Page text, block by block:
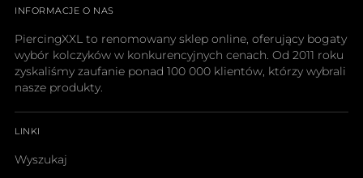
INFORMACJE O NAS
PiercingXXL to renomowany sklep online, oferujący bogaty
wybór kolczyków w konkurencyjnych cenach. Od 2011 roku
zyskaliśmy zaufanie ponad 100 000 klientów, którzy wybrali
nasze produkty.
LINKI
Wyszukaj